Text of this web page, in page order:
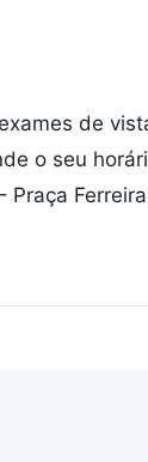
de
o seu
Praça